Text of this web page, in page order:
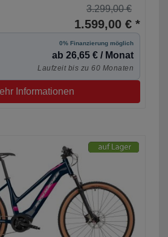
3.299,00 €
1.599,00 € *
0% Finanzierung möglich
ab 26,65 € / Monat
Laufzeit bis zu 60 Monaten
Informationen